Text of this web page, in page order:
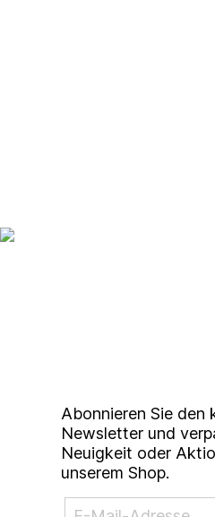
Abonnieren Sie den
Newsletter und
Neuigkeit oder
unserem Shop.